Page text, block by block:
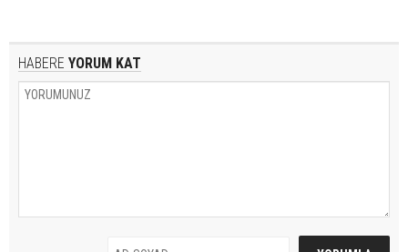
HABERE YORUM KAT